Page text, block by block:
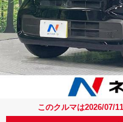
このクルマは2026/07/